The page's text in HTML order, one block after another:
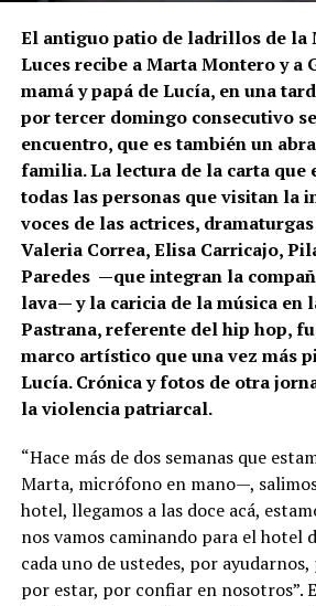
El antiguo patio de ladrillos de la
Luces recibe a Marta Montero y a
mamá y papá de Lucía, en una
por tercer domingo consecutivo
encuentro, que es también un
familia. La lectura de la carta que
todas las personas que visitan la
voces de las actrices,
Valeria Correa, Elisa Carricajo,
Paredes —que integran la
lava— y la caricia de la música en
Pastrana, referente del hip hop,
marco artístico que una vez más
Lucía. Crónica y fotos de otra
la violencia patriarcal.
“Hace más de dos semanas que
Marta, micrófono en mano—,
hotel, llegamos a las doce acá,
nos vamos caminando para el hotel
cada uno de ustedes, por
por estar, por confiar en nosotros”.